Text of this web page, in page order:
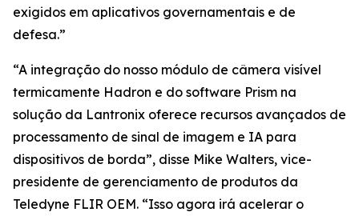
exigidos em aplicativos governamentais e de
defesa.”
“A integração do nosso módulo de câmera visível
termicamente Hadron e do software Prism na
solução da Lantronix oferece recursos avançados de
processamento de sinal de imagem e IA para
dispositivos de borda”, disse Mike Walters, vice-
presidente de gerenciamento de produtos da
Teledyne FLIR OEM. “Isso agora irá acelerar o